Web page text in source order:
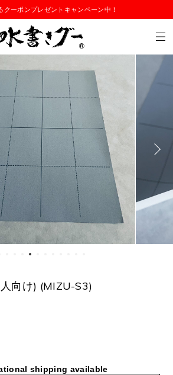
クーポンプレゼントキャンペーン中！
向け) (MIZU-S3)
shipping available